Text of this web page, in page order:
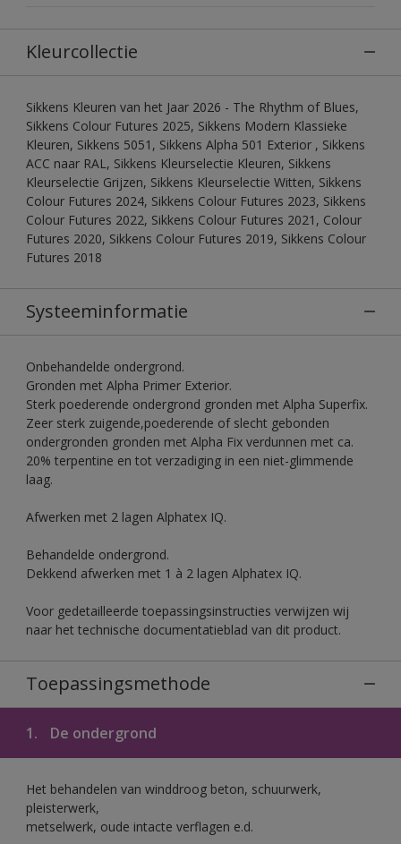
Kleurcollectie
Sikkens Kleuren van het Jaar 2026 - The Rhythm of Blues,
Sikkens Colour Futures 2025, Sikkens Modern Klassieke
Kleuren, Sikkens 5051, Sikkens Alpha 501 Exterior , Sikkens
ACC naar RAL, Sikkens Kleurselectie Kleuren, Sikkens
Kleurselectie Grijzen, Sikkens Kleurselectie Witten, Sikkens
Colour Futures 2024, Sikkens Colour Futures 2023, Sikkens
Colour Futures 2022, Sikkens Colour Futures 2021, Colour
Futures 2020, Sikkens Colour Futures 2019, Sikkens Colour
Futures 2018
Systeeminformatie
Onbehandelde ondergrond.
Gronden met Alpha Primer Exterior.
Sterk poederende ondergrond gronden met Alpha Superfix.
Zeer sterk zuigende,poederende of slecht gebonden
ondergronden gronden met Alpha Fix verdunnen met ca.
20% terpentine en tot verzadiging in een niet-glimmende
laag.
Afwerken met 2 lagen Alphatex IQ.
Behandelde ondergrond.
Dekkend afwerken met 1 à 2 lagen Alphatex IQ.
Voor gedetailleerde toepassingsinstructies verwijzen wij
naar het technische documentatieblad van dit product.
Toepassingsmethode
1. De ondergrond
Het behandelen van winddroog beton, schuurwerk,
pleisterwerk,
metselwerk, oude intacte verflagen e.d.